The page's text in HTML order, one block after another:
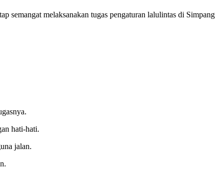
melaksanakan tugas pengaturan lalulintas di Simpang
hati-hati.
jalan.